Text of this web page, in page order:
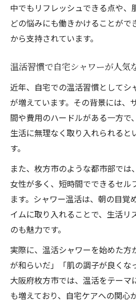
中でもリフレッシュできる点や、
どの悩みにも働きかけることがで
から支持されています。
温活習慣で自宅シャワーが人気
近年、自宅での温活習慣としてシ
が増えています。その背景には、
間や費用のハードルがある一方で
生活に無理なく取り入れられると
す。
また、枚方市のような都市部では
女性が多く、短時間でできるセル
ます。シャワー温活は、朝の目覚
イムに取り入れることで、生活リ
のも魅力です。
実際に、温活シャワーを始めた方
が和らいだ」「肌の調子が良くな
大阪府枚方市では、温活をテーマ
も増えており、自宅ケアへの関心